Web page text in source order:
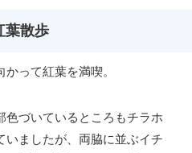
葉散歩
って紅葉を満喫。
色づいているところもチラホ
いましたが、両脇に並ぶイチ